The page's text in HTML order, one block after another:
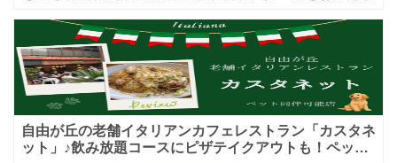
ち
ら
の
看
板
が
自由が丘の老舗イタリアンカフェレストラン「カスタネ
ット」♪飲み放題コースにピザテイクアウトも！ペット